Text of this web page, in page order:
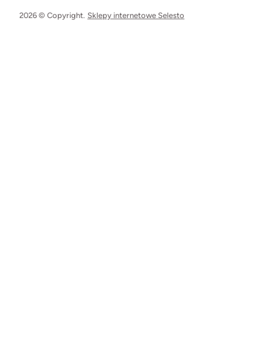
2026 © Copyright. Sklepy internetowe Selesto